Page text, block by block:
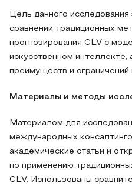
Цель данного
сравнении традиционных
прогнозирования CLV с
искусственном интеллекте,
преимуществ и ограничений
Материалы и методы
Материалом для
международных
академические статьи и
по применению
CLV. Использованы